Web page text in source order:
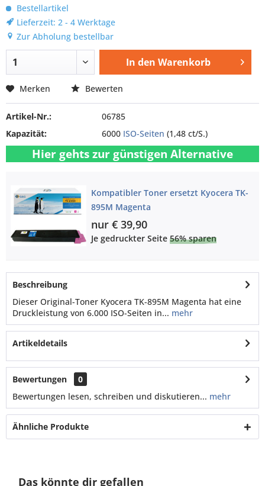
Bestellartikel
Lieferzeit: 2 - 4 Werktage
Zur Abholung bestellbar
In den Warenkorb
Merken Bewerten
Artikel-Nr.:
06785
Kapazität:
6000 ISO-Seiten (1,48 ct/S.)
Hier gehts zur günstigen Alternative
Kompatibler Toner ersetzt Kyocera TK-
895M Magenta
nur € 39,90
Je gedruckter Seite56% sparen
Beschreibung
Dieser Original-Toner Kyocera TK-895M Magenta hat eine
Druckleistung von 6.000 ISO-Seiten in... mehr
Artikeldetails
Bewertungen
0
Bewertungen lesen, schreiben und diskutieren... mehr
Ähnliche Produkte
Das könnte dir gefallen